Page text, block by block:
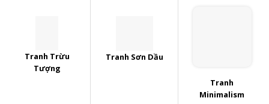
Tranh Trừu
Tượng
Tranh Sơn Dầu
Tranh
Minimalism